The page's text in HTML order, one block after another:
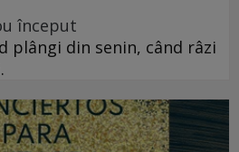
început
plângi din senin, când râzi